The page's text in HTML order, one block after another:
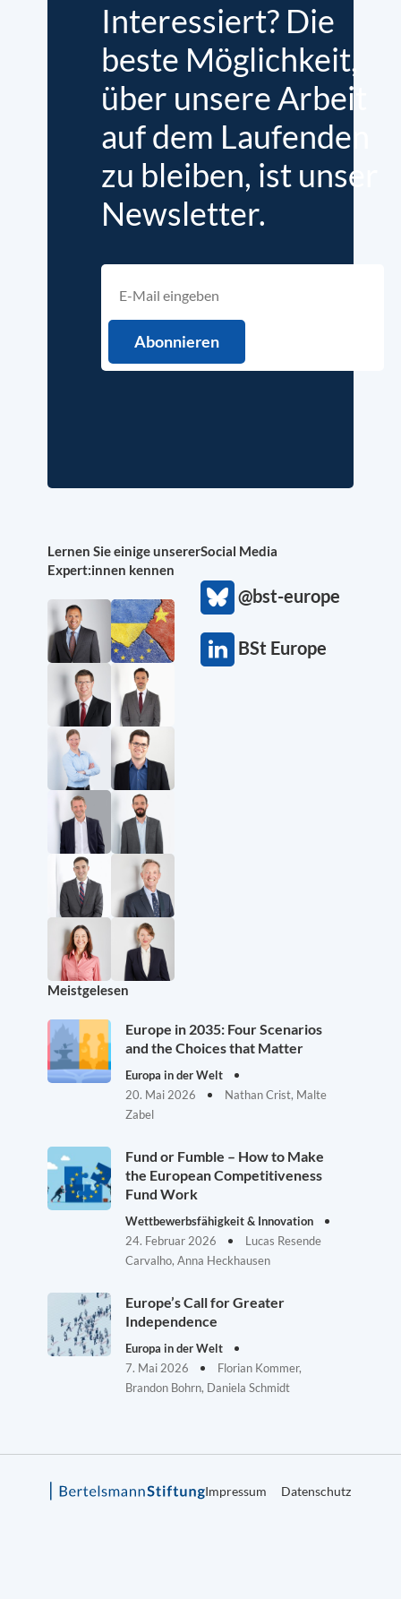
Interessiert? Die
beste Möglichkeit,
über unsere Arbeit
auf dem Laufenden
zu bleiben, ist unser
Newsletter.
Lernen Sie einige unserer
Expert:innen kennen
Social Media
@bst-europe
BSt Europe
Meistgelesen
Europe in 2035: Four Scenarios
and the Choices that Matter
Europa in der Welt
20. Mai 2026
Nathan Crist, Malte
Zabel
Fund or Fumble – How to Make
the European Competitiveness
Fund Work
Wettbewerbsfähigkeit & Innovation
24. Februar 2026
Lucas Resende
Carvalho, Anna Heckhausen
Europe’s Call for Greater
Independence
Europa in der Welt
7. Mai 2026
Florian Kommer,
Brandon Bohrn, Daniela Schmidt
Impressum Datenschutz